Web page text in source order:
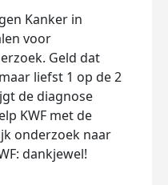
Kanker in
voor
Geld dat
liefst 1 op de 2
de diagnose
KWF met de
onderzoek naar
dankjewel!